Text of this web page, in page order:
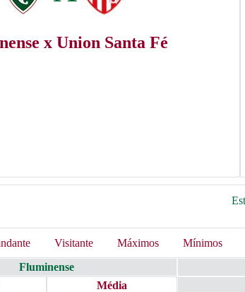
x Union Santa Fé
Visitante Máximos
Mínimos
Fluminense
Média